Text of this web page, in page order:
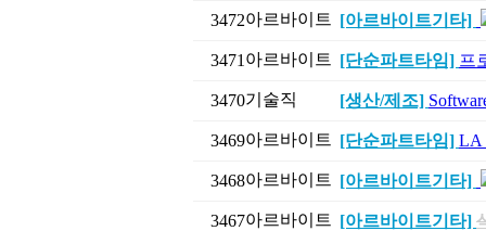
3472아르바이트 [아르바이트기타]
3471 아르바이트 [단순파트타임] 프
3470기술직 [생산/제조]
3469아르바이트 [단순파트타임] LA
3468아르바이트 [아르바이트기타]
3467아르바이트 [아르바이트기타]